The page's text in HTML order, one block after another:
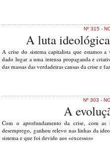
Nº 315 -
A luta
A crise do sistema capitalista que estamos
dado lugar a uma intensa propaganda e
das massas das verdadeiras causas da crise e
Nº 303 -
A
Com o aprofundamento da crise, com as
desemprego, ganhou relevo nas linhas da
sistema e que foi devido aos «excessos»